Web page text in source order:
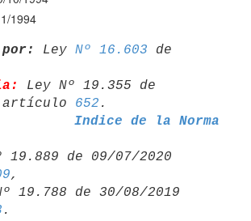
1994
por: Ley Nº 16.603 de
Ley Nº 19.355 de
artículo 652
Indice de la Norma
19.889 de 09/07/2020
,